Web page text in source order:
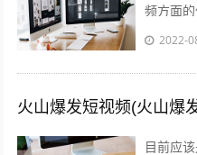
频方面
了一些
2022-
火山爆发短视频(火山爆
目前应